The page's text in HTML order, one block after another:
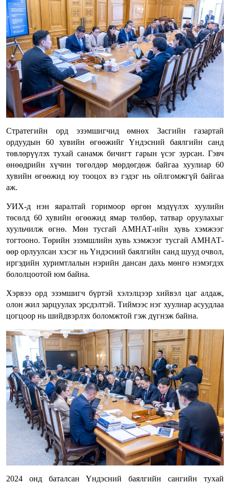
Стратегийн орд эзэмшигчид өмнөх Засгийн газартай
ордуудын 60 хувийн өгөөжийг Үндэсний баялгийн санд
төвлөрүүлэх тухай санамж бичигт гарын үсэг зурсан. Гэвч
өнөөдрийн хүчин төгөлдөр мөрдөгдөж байгаа хуулиар 60
хувийн өгөөжид юу тооцох вэ гэдэг нь ойлгомжгүй байгаа
аж.
УИХ-д нэн яаралтай горимоор өргөн мэдүүлэх хуулийн
төсөлд 60 хувийн өгөөжид ямар төлбөр, татвар оруулахыг
хуульчилж өгнө. Мөн тусгай АМНАТ-ийн хувь хэмжээг
тогтооно. Төрийн эзэмшлийн хувь хэмжээг тусгай АМНАТ-
өөр орлуулсан хэсэг нь Үндэсний баялгийн санд шууд очвол,
иргэдийн хуримтлалын нэрийн дансан дахь мөнгө нэмэгдэх
бололцоотой юм байна.
Хэрвээ орд эзэмшигч бүртэй хэлэлцээр хийвэл цаг алдаж,
олон жил зарцуулах эрсдэлтэй. Тиймээс нэг хуулиар асуудлаа
цогцоор нь шийдвэрлэх боломжтой гэж дүгнэж байна.
2024 онд баталсан Үндэсний баялгийн сангийн тухай